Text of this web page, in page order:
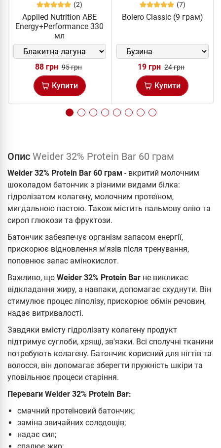
(2)
Applied Nutrition ABE
Energy+Performance 330
мл
88 грн 95 грн
Купити
(7)
Bolero Classic (9 грам)
19 грн 24 грн
Купити
Опис Weider 32% Protein Bar 60 грам
Weider 32% Protein Bar 60 грам - вкритий молочним
шоколадом батончик з різними видами білка:
гідролізатом колагену, молочним протеїном,
мигдальною пастою. Також містить пальмову олію та
сироп глюкози та фруктози.
Батончик забезпечує організм запасом енергії,
прискорює відновлення м'язів після тренування,
поповнює запас амінокислот.
Важливо, що Weider 32% Protein Bar не викликає
відкладання жиру, а навпаки, допомагає схуднути. Він
стимулює процес ліполізу, прискорює обмін речовин,
надає витривалості.
Завдяки вмісту гідролізату колагену продукт
підтримує суглоби, хрящі, зв'язки. Всі сполучні тканини
потребують колагену. Батончик корисний для нігтів та
волосся, він допомагає зберегти пружність шкіри та
уповільнює процеси старіння.
Переваги Weider 32% Protein Bar:
смачний протеїновий батончик;
заміна звичайних солодощів;
надає сил;